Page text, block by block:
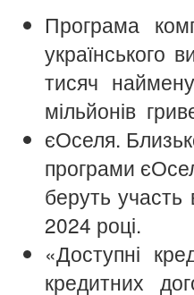
Програма
українського
тисяч
мільйонів
єОселя.
програми
беруть
2024 році.
«Доступні
кредитних